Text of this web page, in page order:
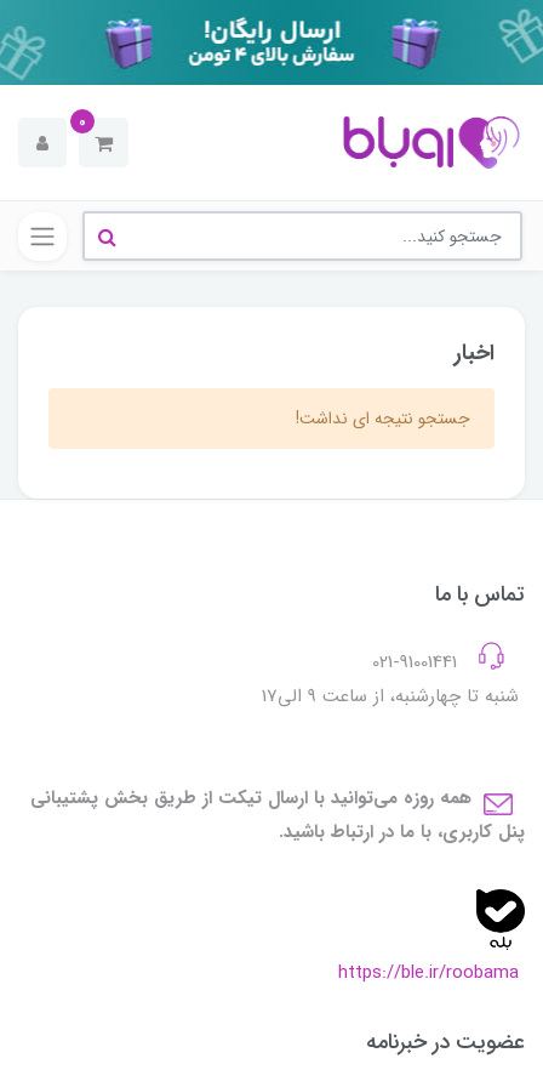
0
اخبار
جستجو نتیجه ای نداشت!
تماس با ما
شنبه تا چهارشنبه، از ساعت 9 الی17
همه روزه می‌توانید با ارسال تیکت از طریق بخش پشتیبانی
پنل کاربری، با ما در ارتباط باشید.
https://ble.ir/roobama
عضویت در خبرنامه